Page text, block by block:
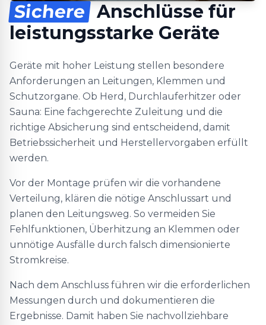
Sichere Anschlüsse für
leistungsstarke Geräte
Geräte mit hoher Leistung stellen besondere
Anforderungen an Leitungen, Klemmen und
Schutzorgane. Ob Herd, Durchlauferhitzer oder
Sauna: Eine fachgerechte Zuleitung und die
richtige Absicherung sind entscheidend, damit
Betriebssicherheit und Herstellervorgaben erfüllt
werden.
Vor der Montage prüfen wir die vorhandene
Verteilung, klären die nötige Anschlussart und
planen den Leitungsweg. So vermeiden Sie
Fehlfunktionen, Überhitzung an Klemmen oder
unnötige Ausfälle durch falsch dimensionierte
Stromkreise.
Nach dem Anschluss führen wir die erforderlichen
Messungen durch und dokumentieren die
Ergebnisse. Damit haben Sie nachvollziehbare